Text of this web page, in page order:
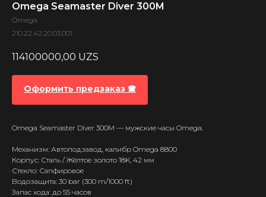
Omega Seamaster Diver 300M
Omega
210.22.42.20.03.001
114100000,00 UZS
Оформить предзаказ 🕿
Omega Seamaster Diver 300M — мужские часы Omega.
Механизм: Автоподзавод, калибр Omega 8800
Корпус: Сталь / Жёлтое золото 18K, 42 мм
Стекло: Сапфировое
Водозащита: 30 bar (300 m/1000 ft)
Запас хода: до 55 часов